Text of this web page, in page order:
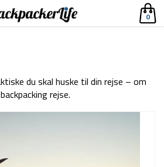
0
du skal huske til din rejse – om
rejse.